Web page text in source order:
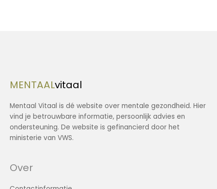
MENTAALvitaal
Mentaal Vitaal is dé website over mentale gezondheid. Hier
vind je betrouwbare informatie, persoonlijk advies en
ondersteuning. De website is gefinancierd door het
ministerie van VWS.
Over